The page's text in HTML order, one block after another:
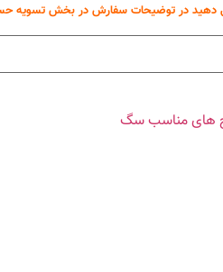
در توضیحات سفارش در بخش تسویه
های مناسب سگ